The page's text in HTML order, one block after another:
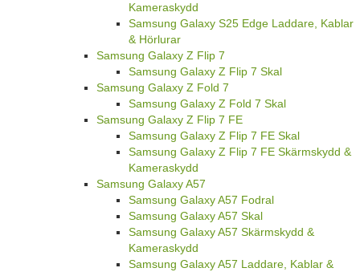
Kameraskydd
Samsung Galaxy S25 Edge Laddare, Kablar
& Hörlurar
Samsung Galaxy Z Flip 7
Samsung Galaxy Z Flip 7 Skal
Samsung Galaxy Z Fold 7
Samsung Galaxy Z Fold 7 Skal
Samsung Galaxy Z Flip 7 FE
Samsung Galaxy Z Flip 7 FE Skal
Samsung Galaxy Z Flip 7 FE Skärmskydd &
Kameraskydd
Samsung Galaxy A57
Samsung Galaxy A57 Fodral
Samsung Galaxy A57 Skal
Samsung Galaxy A57 Skärmskydd &
Kameraskydd
Samsung Galaxy A57 Laddare, Kablar &